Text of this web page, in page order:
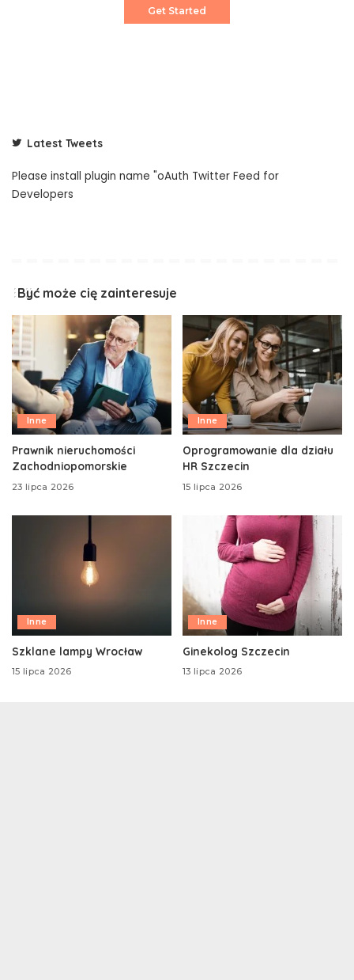
Get Started
Latest Tweets
Please install plugin name "oAuth Twitter Feed for
Developers
Być może cię zainteresuje
Inne
Prawnik nieruchomości
Zachodniopomorskie
23 lipca 2026
Inne
Oprogramowanie dla działu
HR Szczecin
15 lipca 2026
Inne
Szklane lampy Wrocław
15 lipca 2026
Inne
Ginekolog Szczecin
13 lipca 2026